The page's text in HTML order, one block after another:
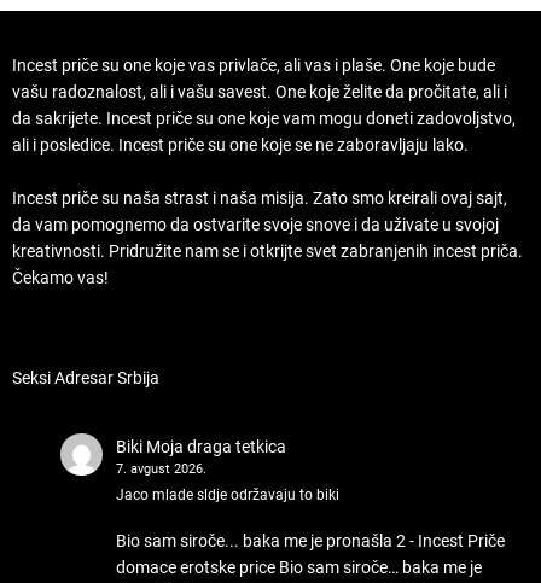
Incest priče su one koje vas privlače, ali vas i plaše. One koje bude
vašu radoznalost, ali i vašu savest. One koje želite da pročitate, ali i
da sakrijete. Incest priče su one koje vam mogu doneti zadovoljstvo,
ali i posledice. Incest priče su one koje se ne zaboravljaju lako.
Incest priče su naša strast i naša misija. Zato smo kreirali ovaj sajt,
da vam pomognemo da ostvarite svoje snove i da uživate u svojoj
kreativnosti. Pridružite nam se i otkrijte svet zabranjenih incest priča.
Čekamo vas!
Seksi Adresar Srbija
Biki Moja draga tetkica
7. avgust 2026.
Jaco mlade sldje održavaju to biki
Bio sam siroče... baka me je pronašla 2 - Incest Priče
domace erotske price Bio sam siroče… baka me je